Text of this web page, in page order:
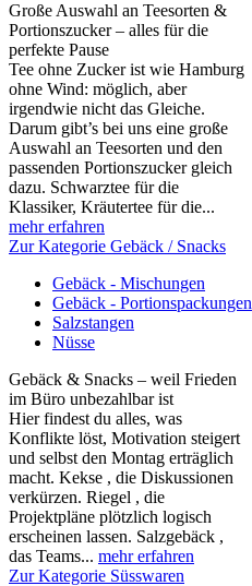
Große Auswahl an Teesorten &
Portionszucker – alles für die
perfekte Pause
Tee ohne Zucker ist wie Hamburg
ohne Wind: möglich, aber
irgendwie nicht das Gleiche.
Darum gibt’s bei uns eine große
Auswahl an Teesorten und den
passenden Portionszucker gleich
dazu. Schwarztee für die
Klassiker, Kräutertee für die...
mehr erfahren
Zur Kategorie Gebäck / Snacks
Gebäck - Mischungen
Gebäck - Portionspackungen
Salzstangen
Nüsse
Gebäck & Snacks – weil Frieden
im Büro unbezahlbar ist
Hier findest du alles, was
Konflikte löst, Motivation steigert
und selbst den Montag erträglich
macht. Kekse , die Diskussionen
verkürzen. Riegel , die
Projektpläne plötzlich logisch
erscheinen lassen. Salzgebäck ,
das Teams... mehr erfahren
Zur Kategorie Süsswaren